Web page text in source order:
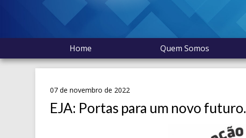
Home Quem Somos
07 de novembro de 2022
EJA: Portas para um novo futuro.